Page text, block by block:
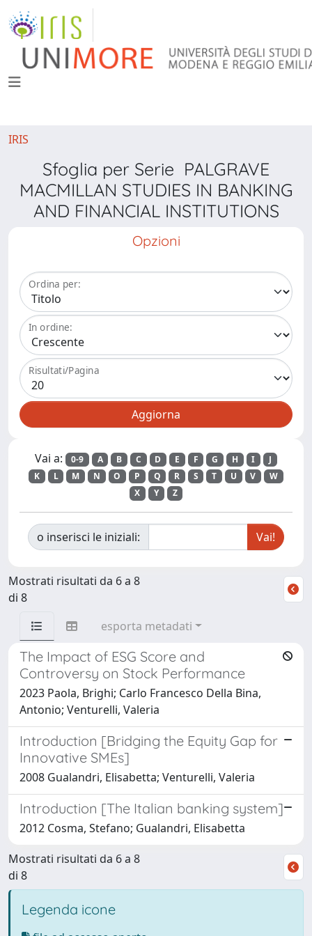
IRIS
Sfoglia per Serie PALGRAVE
MACMILLAN STUDIES IN BANKING
AND FINANCIAL INSTITUTIONS
Opzioni
Ordina per:
In ordine:
Risultati/Pagina
Vai a: 0-9 A B C D E F G H I
J
K
L M N O P Q R S T U V
W
X
Y Z
o inserisci le iniziali:
Mostrati risultati da 6 a 8
di 8
esporta metadati
The Impact of ESG Score and
Controversy on Stock Performance
2023 Paola, Brighi; Carlo Francesco Della Bina,
Antonio; Venturelli, Valeria
Introduction [Bridging the Equity Gap for
Innovative SMEs]
2008 Gualandri, Elisabetta; Venturelli, Valeria
Introduction [The Italian banking system]
2012 Cosma, Stefano; Gualandri, Elisabetta
Mostrati risultati da 6 a 8
di 8
Legenda icone